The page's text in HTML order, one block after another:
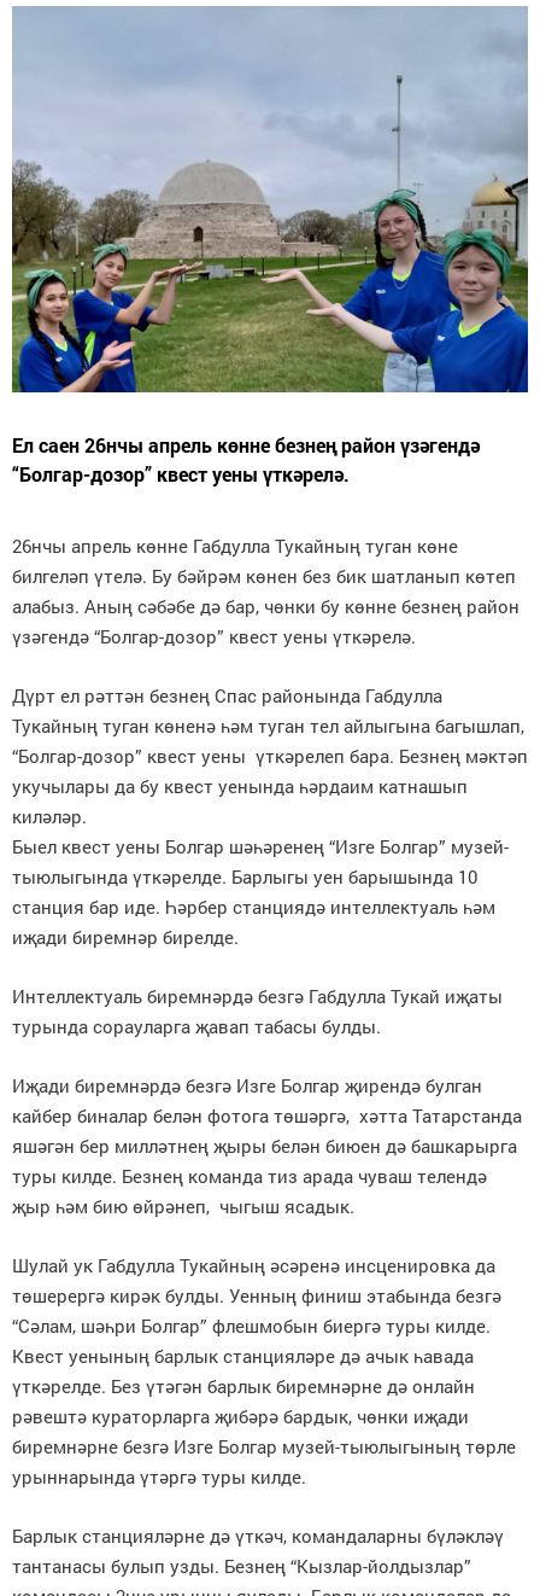
Ел саен 26нчы апрель көнне безнең район үзәгендә
“Болгар-дозор” квест уены үткәрелә.
26нчы апрель көнне Габдулла Тукайның туган көне
билгеләп үтелә. Бу бәйрәм көнен без бик шатланып көтеп
алабыз. Аның сәбәбе дә бар, чөнки бу көнне безнең район
үзәгендә “Болгар-дозор” квест уены үткәрелә.
Дүрт ел рәттән безнең Спас районында Габдулла
Тукайның туган көненә һәм туган тел айлыгына багышлап,
“Болгар-дозор” квест уены үткәрелеп бара. Безнең мәктәп
укучылары да бу квест уенында һәрдаим катнашып
киләләр.
Быел квест уены Болгар шәһәренең “Изге Болгар” музей-
тыюлыгында үткәрелде. Барлыгы уен барышында 10
станция бар иде. Һәрбер станциядә интеллектуаль һәм
иҗади биремнәр бирелде.
Интеллектуаль биремнәрдә безгә Габдулла Тукай иҗаты
турында сорауларга җавап табасы булды.
Иҗади биремнәрдә безгә Изге Болгар җирендә булган
кайбер биналар белән фотога төшәргә, хәтта Татарстанда
яшәгән бер милләтнең җыры белән биюен дә башкарырга
туры килде. Безнең команда тиз арада чуваш телендә
җыр һәм бию өйрәнеп, чыгыш ясадык.
Шулай ук Габдулла Тукайның әсәренә инсценировка да
төшерергә кирәк булды. Уенның финиш этабында безгә
“Сәлам, шәһри Болгар” флешмобын биергә туры килде.
Квест уенының барлык станцияләре дә ачык һавада
үткәрелде. Без үтәгән барлык биремнәрне дә онлайн
рәвештә кураторларга җибәрә бардык, чөнки иҗади
биремнәрне безгә Изге Болгар музей-тыюлыгының төрле
урыннарында үтәргә туры килде.
Барлык станцияләрне дә үткәч, командаларны бүләкләү
тантанасы булып узды. Безнең “Кызлар-йолдызлар”